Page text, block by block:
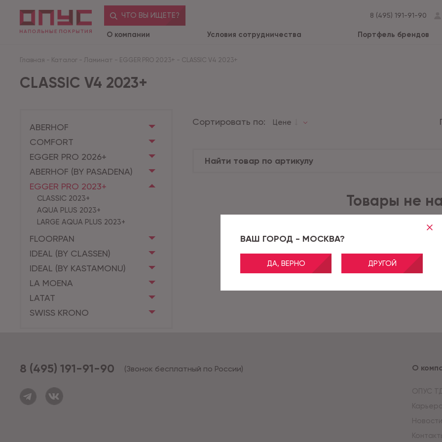
ВАШ ГОРОД - МОСКВА?
ДА, ВЕРНО ДРУГОЙ
ЧТО ВЫ ИЩЕТЕ? 8 (495) 191-91-90
О компании Условия сотрудничества Портфель брендов
Главная - Каталог - Ламинат - EGGER PRO 2023+ - CLASSIC V4 2023+
CLASSIC V4 2023+
ABERHOF
COMFORT
EGGER PRO 2026+
ABERHOF (BY PASADENA)
EGGER PRO 2023+
CLASSIC 2023+
AQUA PLUS 2023+
LARGE AQUA PLUS 2023+
FLOORPAN
IDEAL (BY CLASSEN)
IDEAL (BY KASTAMONU)
LA MOENA
LATAT
SWISS KRONO
Сортировать по: Цене
Товары не
8 (495) 191-91-90 (Звонок бесплатный по России) О
ОПУС
Новости